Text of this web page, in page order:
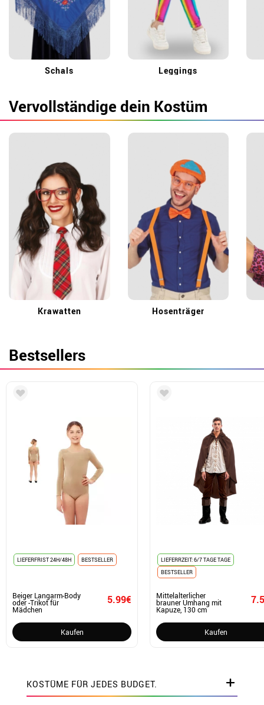
Schals Leggings
Vervollständige dein Kostüm
Krawatten Hosenträger
Bestsellers
LIEFERFRIST 24H/48H BESTSELLER
Beiger Langarm-Body
oder -Trikot für
Mädchen
5.99€
Kaufen
LIEFERRZEIT: 6/7 TAGE TAGE
BESTSELLER
Mittelalterlicher
brauner Umhang mit
Kapuze, 130 cm
Kaufen
KOSTÜME FÜR JEDES BUDGET.